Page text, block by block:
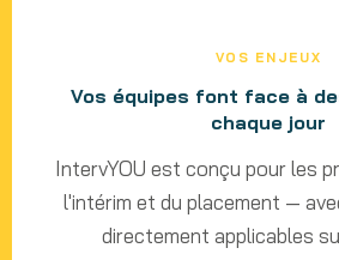
VOS ENJEUX
Vos équipes font face à
chaque jour
IntervYOU est conçu pour les
l'intérim et du placement —
directement applicables